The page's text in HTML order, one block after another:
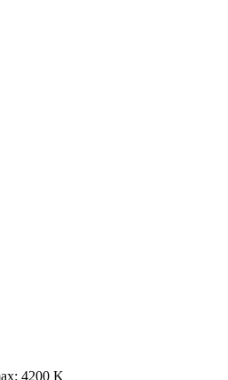
4200 K